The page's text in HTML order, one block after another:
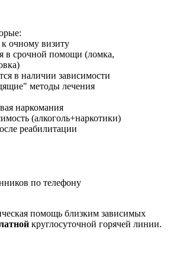
очному визиту
в срочной помощи (ломка,
в наличии зависимости
методы лечения
наркомания
(алкоголь+наркотики)
реабилитации
по телефону
помощь близким зависимых
круглосуточной горячей линии.